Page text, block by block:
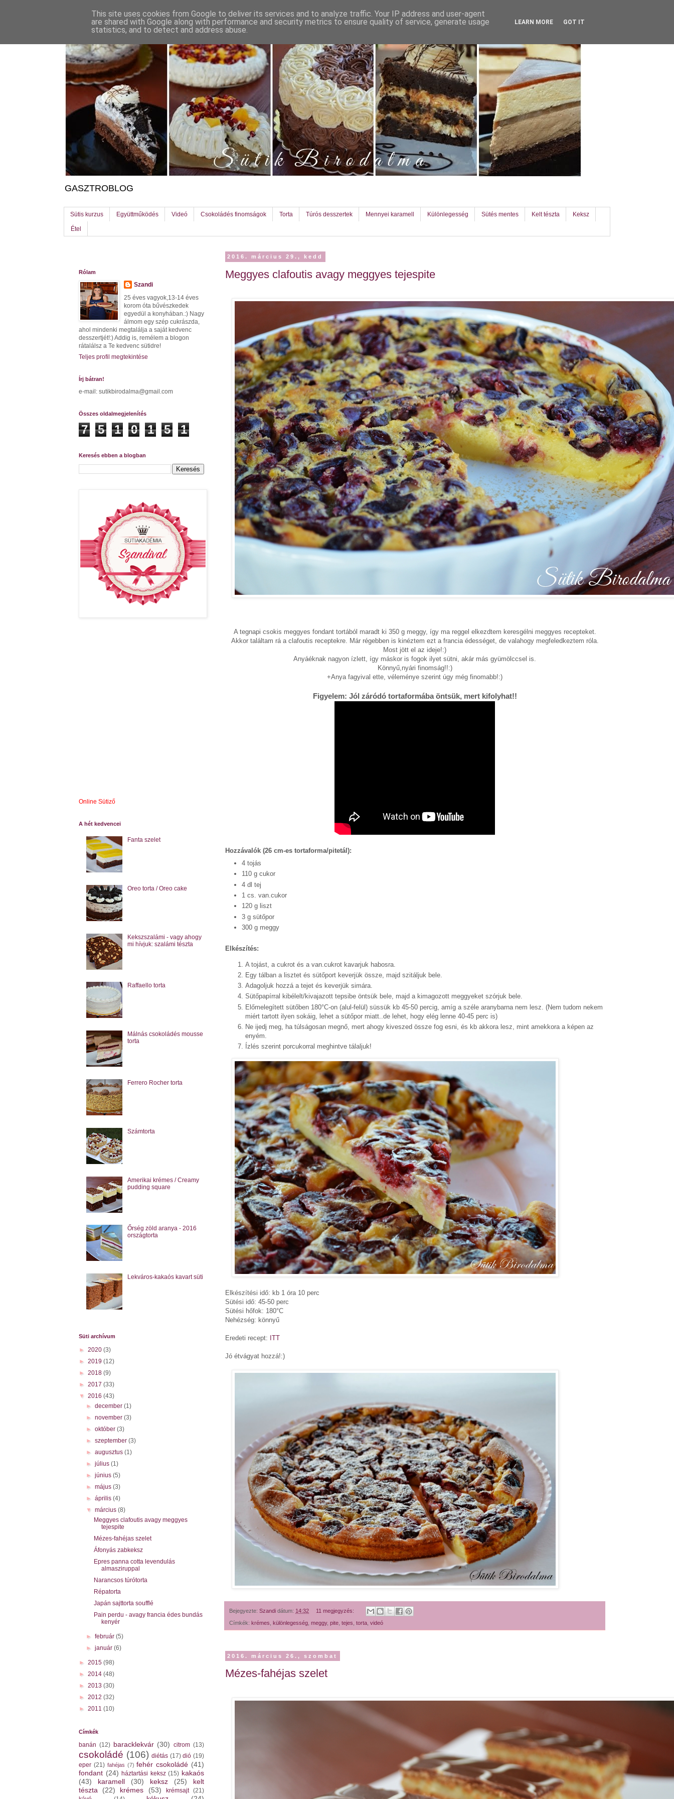
GASZTROBLOG
Sütis kurzus Együttműködés Videó Csokoládés finomságok Torta Túrós desszertek Mennyei karamell Különlegesség Sütés mentes Kelt tészta Keksz
Étel
2016. március 29., kedd
Meggyes clafoutis avagy meggyes tejespite
A tegnapi csokis meggyes fondant tortából maradt ki 350 g meggy, így ma reggel elkezdtem keresgélni meggyes recepteket.
Akkor találtam rá a clafoutis receptekre. Már régebben is kinéztem ezt a francia édességet, de valahogy megfeledkeztem róla.
Most jött el az ideje!:)
Anyáéknak nagyon ízlett, így máskor is fogok ilyet sütni, akár más gyümölccsel is.
Könnyű,nyári finomság!!:)
+Anya fagyival ette, véleménye szerint úgy még finomabb!:)
Figyelem: Jól záródó tortaformába öntsük, mert kifolyhat!!
Hozzávalók (26 cm-es tortaforma/pitetál):
4 tojás
110 g cukor
4 dl tej
1 cs. van.cukor
120 g liszt
3 g sütőpor
300 g meggy
Elkészítés:
A tojást, a cukrot és a van.cukrot kavarjuk habosra.
Egy tálban a lisztet és sütőport keverjük össze, majd szitáljuk bele.
Adagoljuk hozzá a tejet és keverjük simára.
Sütőpapírral kibélelt/kivajazott tepsibe öntsük bele, majd a kimagozott meggyeket szórjuk bele.
Előmelegített sütőben 180°C-on (alul-felül) süssük kb 45-50 percig, amíg a széle aranybarna nem lesz. (Nem tudom nekem
miért tartott ilyen sokáig, lehet a sütőpor miatt..de lehet, hogy elég lenne 40-45 perc is)
Ne ijedj meg, ha túlságosan megnő, mert ahogy kiveszed össze fog esni, és kb akkora lesz, mint amekkora a képen az
enyém.
Ízlés szerint porcukorral meghintve tálaljuk!
Elkészítési idő: kb 1 óra 10 perc
Sütési idő: 45-50 perc
Sütési hőfok: 180°C
Nehézség: könnyű
Eredeti recept: ITT
Jó étvágyat hozzá!:)
Bejegyezte: Szandi dátum: 14:32 11 megjegyzés:
Címkék: krémes különlegesség meggy, pite tejes torta videó
2016. március 26., szombat
Mézes-fahéjas szelet
Helplogger
Rólam
Szandi
25 éves vagyok,13-14 éves
korom óta bűvészkedek
egyedül a konyhában.:) Nagy
álmom egy szép cukrászda,
ahol mindenki megtalálja a saját kedvenc
desszertjét!:) Addig is, remélem a blogon
rátalálsz a Te kedvenc sütidre!
Teljes profil megtekintése
Írj bátran!
e-mail: sutikbirodalma@gmail.com
Összes oldalmegjelenítés
7 5 1 0 1 5 1
Keresés ebben a blogban
Online Sütiző
A hét kedvencei
Fanta szelet
Oreo torta / Oreo cake
Kekszszalámi - vagy ahogy
mi hívjuk: szalámi tészta
Raffaello torta
Málnás csokoládés mousse
torta
Ferrero Rocher torta
Számtorta
Amerikai krémes / Creamy
pudding square
Őrség zöld aranya - 2016
országtorta
Lekváros-kakaós kavart süti
Süti archívum
► 2020 (3)
► 2019 (12)
► 2018 (9)
► 2017 (33)
▼ 2016 (43)
►december(1)
►november(3)
►október(3)
►szeptember(3)
►augusztus(1)
►július(1)
►június(5)
►május(3)
►április(4)
▼március(8)
Meggyes clafoutis avagy meggyes
tejespite
Mézes-fahéjas szelet
Áfonyás zabkeksz
Epres panna cotta levendulás
almasziruppal
Narancsos túrótorta
Répatorta
Japán sajttorta soufflé
Pain perdu - avagy francia édes bundás
kenyér
►február(5)
►január(6)
► 2015 (98)
► 2014 (48)
► 2013 (30)
► 2012 (32)
► 2011 (10)
Címkék
banán (12) baracklekvár (30) citrom (13)
csokoládé (106) diétás (17) dió (19)
eper (21) fahéjas (7) fehér csokoládé (41)
fondant (24) háztartási keksz (15) kakaós
(43)
karamell (30) keksz (25)
kelt
tészta
(22) krémes (53) krémsajt (21)
This site uses cookies from Google to deliver its services and to analyze traffic. Your IP address and user-agent
are shared with Google along with performance and security metrics to ensure quality of service, generate usage
statistics, and to detect and address abuse.
LEARN MORE GOT IT